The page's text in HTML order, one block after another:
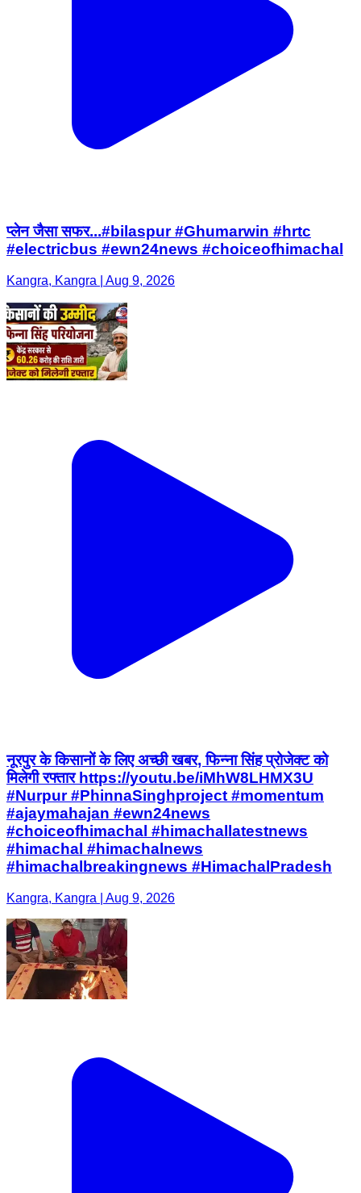
प्लेन जैसा सफर...#bilaspur #Ghumarwin #hrtc
#electricbus #ewn24news #choiceofhimachal
Kangra, Kangra | Aug 9, 2026
नूरपुर के किसानों के लिए अच्छी खबर, फिन्ना सिंह प्रोजेक्ट को
मिलेगी रफ्तार https://youtu.be/iMhW8LHMX3U
#Nurpur #PhinnaSinghproject #momentum
#ajaymahajan #ewn24news
#choiceofhimachal #himachallatestnews
#himachal #himachalnews
#himachalbreakingnews #HimachalPradesh
Kangra, Kangra | Aug 9, 2026